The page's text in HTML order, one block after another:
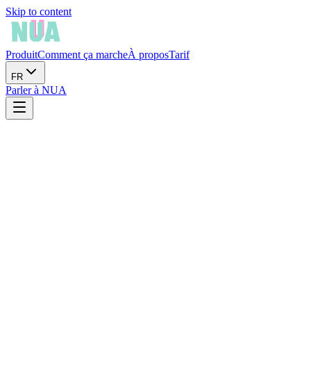
Skip to content
ProduitComment ça marcheÀ proposTarif
FR
Parler à NUA